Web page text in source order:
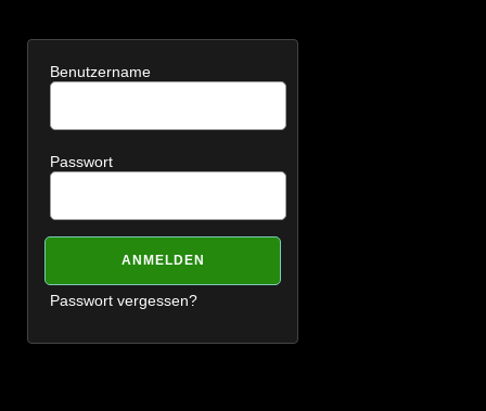
Benutzername
Passwort
Passwort vergessen?